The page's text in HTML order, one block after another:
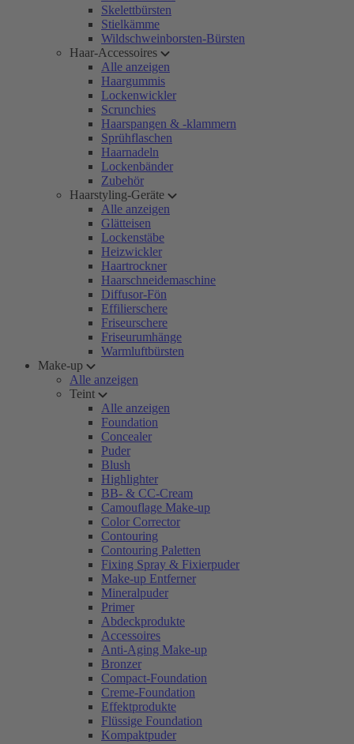
Skelettbürsten
Stielkämme
Wildschweinborsten-Bürsten
Haar-Accessoires
Alle anzeigen
Haargummis
Lockenwickler
Scrunchies
Haarspangen & -klammern
Sprühflaschen
Haarnadeln
Lockenbänder
Zubehör
Haarstyling-Geräte
Alle anzeigen
Glätteisen
Lockenstäbe
Heizwickler
Haartrockner
Haarschneidemaschine
Diffusor-Fön
Effilierschere
Friseurschere
Friseurumhänge
Warmluftbürsten
Make-up
Alle anzeigen
Teint
Alle anzeigen
Foundation
Concealer
Puder
Blush
Highlighter
BB- & CC-Cream
Camouflage Make-up
Color Corrector
Contouring
Contouring Paletten
Fixing Spray & Fixierpuder
Make-up Entferner
Mineralpuder
Primer
Abdeckprodukte
Accessoires
Anti-Aging Make-up
Bronzer
Compact-Foundation
Creme-Foundation
Effektprodukte
Flüssige Foundation
Kompaktpuder